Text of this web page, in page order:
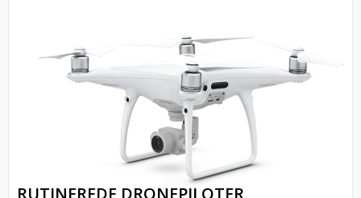
RUTINEREDE DRONEPILOTER